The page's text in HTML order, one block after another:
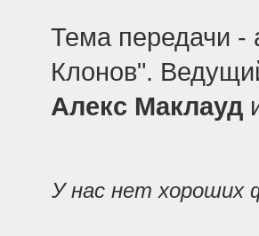
Тема передачи
Клонов".
Алекс Маклауд
У нас нет хороших